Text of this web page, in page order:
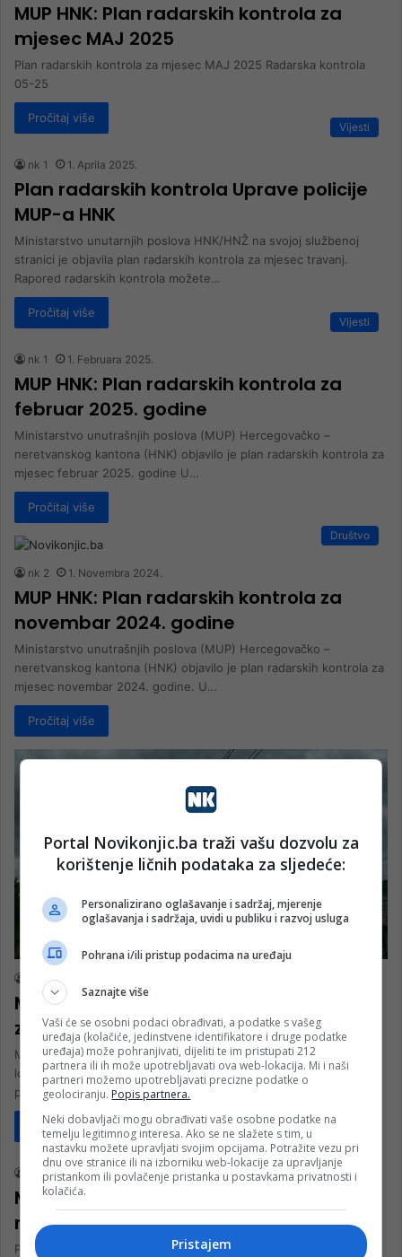
MUP HNK: Plan radarskih kontrola za
mjesec MAJ 2025
Plan radarskih kontrola za mjesec MAJ 2025 Radarska kontrola
05-25
Pročitaj više
Vijesti
nk 1 1. Aprila 2025.
Plan radarskih kontrola Uprave policije
MUP-a HNK
Ministarstvo unutarnjih poslova HNK/HNŽ na svojoj službenoj
stranici je objavila plan radarskih kontrola za mjesec travanj.
Rapored radarskih kontrola možete…
Pročitaj više
Vijesti
nk 1 1. Februara 2025.
MUP HNK: Plan radarskih kontrola za
februar 2025. godine
Ministarstvo unutrašnjih poslova (MUP) Hercegovačko –
neretvanskog kantona (HNK) objavilo je plan radarskih kontrola za
mjesec februar 2025. godine U…
Pročitaj više
Društvo
nk 2 1. Novembra 2024.
MUP HNK: Plan radarskih kontrola za
novembar 2024. godine
Ministarstvo unutrašnjih poslova (MUP) Hercegovačko –
neretvanskog kantona (HNK) objavilo je plan radarskih kontrola za
mjesec novembar 2024. godine. U…
Pročitaj više
MUP HNK objavio listu radarskih kontrola
za juni
Ministarstvo unutrašnjih poslova (MUP HNK) objavilo je listu
lokacija na kojima će se obavljati radarske kontrole u narednom
periodu, upozoravajući…
Pročitaj više
Hercegovina
nk 1 4. Januara 2024.
MUP HNK Plan radarskih kontrola za
mjesec JANUAR 2024.godine
Plan radarskih kontrola Uprave policije MUP-a HNKza
Portal Novikonjic.ba traži vašu dozvolu za
korištenje ličnih podataka za sljedeće:
Personalizirano oglašavanje i sadržaj, mjerenje
oglašavanja i sadržaja, uvidi u publiku i razvoj usluga
Pohrana i/ili pristup podacima na uređaju
Saznajte više
Vaši će se osobni podaci obrađivati, a podatke s vašeg
uređaja (kolačiće, jedinstvene identifikatore i druge podatke
uređaja) može pohranjivati, dijeliti te im pristupati 212
partnera ili ih može upotrebljavati ova web-lokacija. Mi i naši
partneri možemo upotrebljavati precizne podatke o
geolociranju. Popis partnera.
Neki dobavljači mogu obrađivati vaše osobne podatke na
temelju legitimnog interesa. Ako se ne slažete s tim, u
nastavku možete upravljati svojim opcijama. Potražite vezu pri
dnu ove stranice ili na izborniku web-lokacije za upravljanje
pristankom ili povlačenje pristanka u postavkama privatnosti i
kolačića.
Pristajem